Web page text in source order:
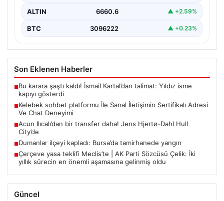
ALTIN 6660.6 ▲ +2.59%
BTC 3096222 ▲ +0.23%
Son Eklenen Haberler
■Bu karara şaştı kaldı! İsmail Kartal’dan talimat: Yıldız isme
kapıyı gösterdi
■Kelebek sohbet platformu İle Sanal İletişimin Sertifikalı Adresi
Ve Chat Deneyimi
■Acun Ilıcalı’dan bir transfer daha! Jens Hjertø-Dahl Hull
City’de
■Dumanlar ilçeyi kapladı: Bursa’da tamirhanede yangın
■Çerçeve yasa teklifi Meclis’te | AK Parti Sözcüsü Çelik: İki
yıllık sürecin en önemli aşamasına gelinmiş oldu
Güncel